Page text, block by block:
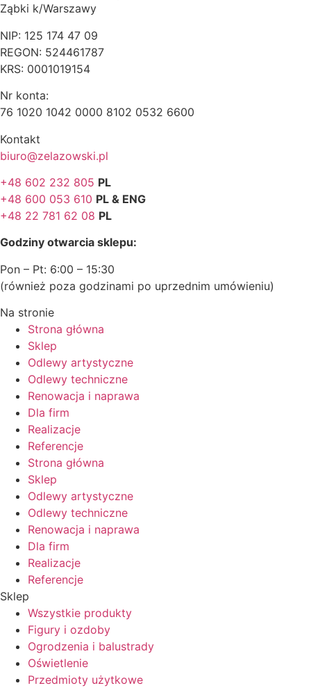
Ząbki k/Warszawy
NIP: 125 174 47 09
REGON: 524461787
KRS: 0001019154
Nr konta:
76 1020 1042 0000 8102 0532 6600
Kontakt
biuro@zelazowski.pl
+48 602 232 805 PL
+48 600 053 610 PL & ENG
+48 22 781 62 08 PL
Godziny otwarcia sklepu:
Pon – Pt: 6:00 – 15:30
(również poza godzinami po uprzednim umówieniu)
Na stronie
Strona główna
Sklep
Odlewy artystyczne
Odlewy techniczne
Renowacja i naprawa
Dla firm
Realizacje
Referencje
Strona główna
Sklep
Odlewy artystyczne
Odlewy techniczne
Renowacja i naprawa
Dla firm
Realizacje
Referencje
Sklep
Wszystkie produkty
Figury i ozdoby
Ogrodzenia i balustrady
Oświetlenie
Przedmioty użytkowe